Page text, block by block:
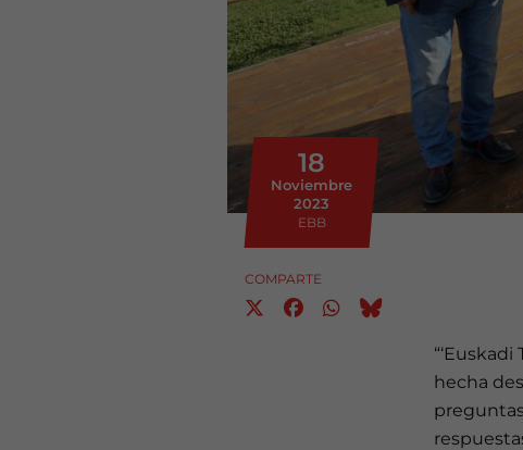
18
Noviembre
2023
EBB
COMPARTE
hecha